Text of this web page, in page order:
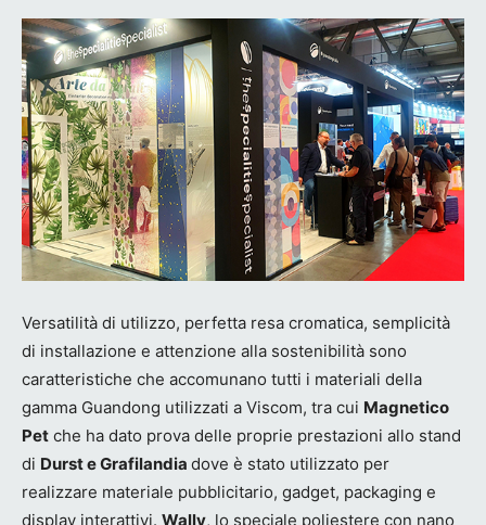
Versatilità di utilizzo, perfetta resa cromatica, semplicità
di installazione e attenzione alla sostenibilità sono
caratteristiche che accomunano tutti i materiali della
gamma Guandong utilizzati a Viscom, tra cui Magnetico
Pet che ha dato prova delle proprie prestazioni allo stand
di Durst e Grafilandia dove è stato utilizzato per
realizzare materiale pubblicitario, gadget, packaging e
display interattivi. Wally, lo speciale poliestere con nano